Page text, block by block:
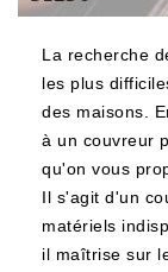
La recherche
les plus
des maisons.
à un couvreur
qu'on vous
Il s'agit d'un
matériels
il maîtrise sur